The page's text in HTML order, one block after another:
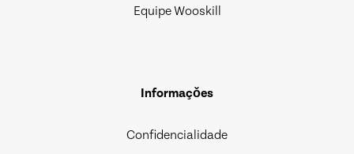
Equipe Wooskill
Informaçǒes
Confidencialidade